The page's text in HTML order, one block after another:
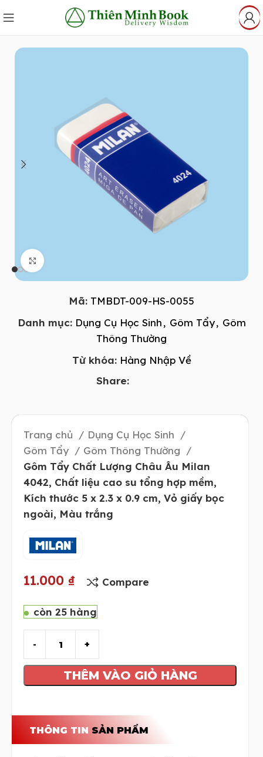
Mã: TMBDT-009-HS-0055
Danh mục: Dụng Cụ Học Sinh, Gôm Tẩy, Gôm
Thông Thường
Từ khóa: Hàng Nhập Về
Share:
Trang chủ
Dụng Cụ Học Sinh
Gôm Tẩy
Gôm Thông Thường
Gôm Tẩy Chất Lượng Châu Âu Milan
4042, Chất liệu cao su tổng hợp mềm,
Kích thước 5 x 2.3 x 0.9 cm, Vỏ giấy bọc
ngoài, Màu trắng
11.000 ₫ Compare
còn 25 hàng
THÊM VÀO GIỎ HÀNG
THÔNG TIN SẢN PHẨM